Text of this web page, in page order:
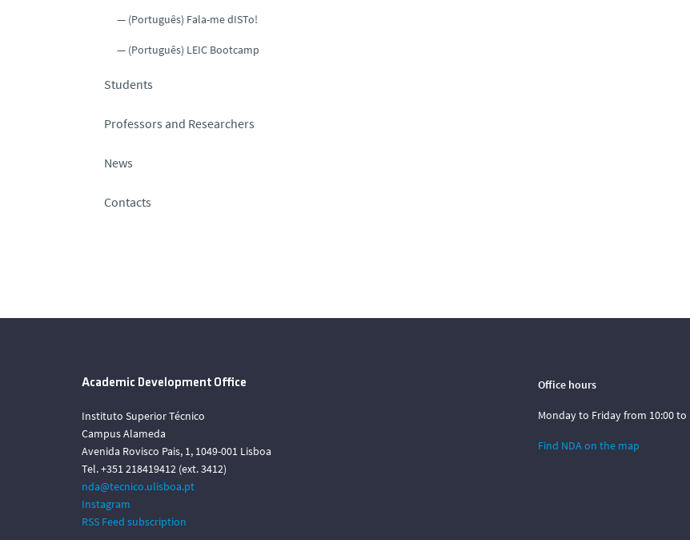
(Português) Fala-me dISTo!
(Português) LEIC Bootcamp
Students
Professors and Researchers
News
Contacts
Academic Development Office
Instituto Superior Técnico
Campus Alameda
Avenida Rovisco Pais, 1, 1049-001 Lisboa
Tel. +351 218419412 (ext. 3412)
nda@tecnico.ulisboa.pt
Instagram
RSS Feed subscription
Office hours
Monday to Friday from 10:00 to
Find NDA on the map